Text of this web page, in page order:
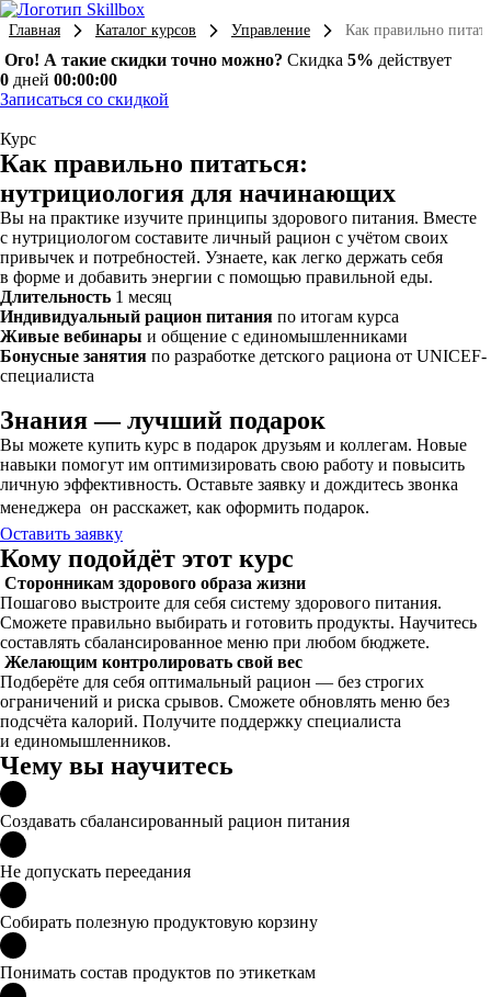
Главная Каталог курсов Управление Как правильно
Ого! А такие скидки точно можно? Скидка 5% действует
0 дней 00:00:00
Записаться со скидкой
Курс
Как правильно питаться:
нутрициология для начинающих
Вы на практике изучите принципы здорового питания. Вместе
с нутрициологом составите личный рацион с учётом своих
привычек и потребностей. Узнаете, как легко держать себя
в форме и добавить энергии с помощью правильной еды.
Длительность 1 месяц
Индивидуальный рацион питания по итогам курса
Живые вебинары и общение с единомышленниками
Бонусные занятия по разработке детского рациона от UNICEF-
специалиста
Знания — лучший подарок
Вы можете купить курс в подарок друзьям и коллегам. Новые
навыки помогут им оптимизировать свою работу и повысить
личную эффективность. Оставьте заявку и дождитесь звонка
менеджера  он расскажет, как оформить подарок.
Оставить заявку
Кому подойдёт этот курс
Сторонникам здорового образа жизни
Пошагово выстроите для себя систему здорового питания.
Сможете правильно выбирать и готовить продукты. Научитесь
составлять сбалансированное меню при любом бюджете.
Желающим контролировать свой вес
Подберёте для себя оптимальный рацион — без строгих
ограничений и риска срывов. Сможете обновлять меню без
подсчёта калорий. Получите поддержку специалиста
и единомышленников.
Чему вы научитесь
Создавать сбалансированный рацион питания
Не допускать переедания
Собирать полезную продуктовую корзину
Понимать состав продуктов по этикеткам